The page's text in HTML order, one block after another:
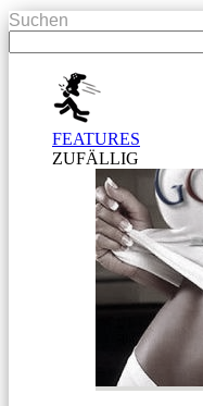
Suchen
FEATURES
ZUFÄLLIG